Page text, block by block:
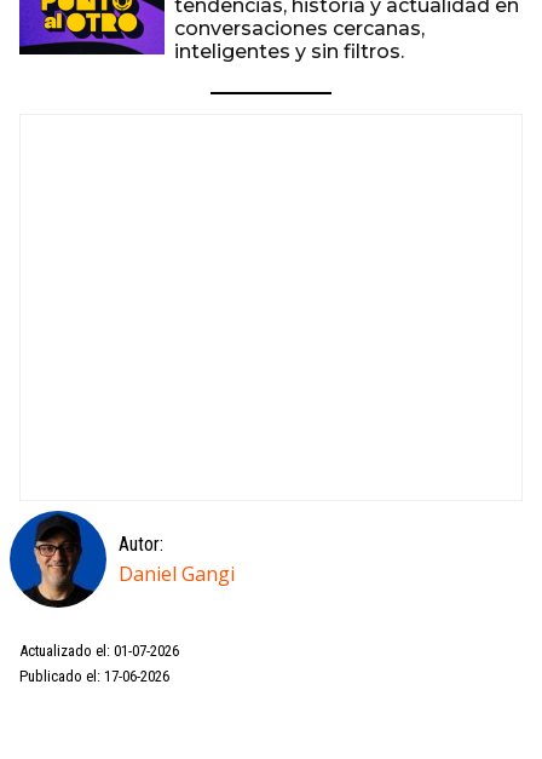
tendencias, historia y actualidad en
conversaciones cercanas,
inteligentes y sin filtros.
Autor:
Daniel Gangi
Actualizado el: 01-07-2026
Publicado el: 17-06-2026